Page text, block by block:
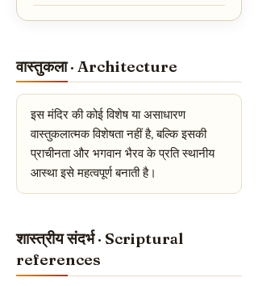
वास्तुकला · Architecture
इस मंदिर की कोई विशेष या असाधारण
वास्तुकलात्मक विशेषता नहीं है, बल्कि इसकी
प्राचीनता और भगवान भैरव के प्रति स्थानीय
आस्था इसे महत्वपूर्ण बनाती है।
शास्त्रीय संदर्भ · Scriptural
references